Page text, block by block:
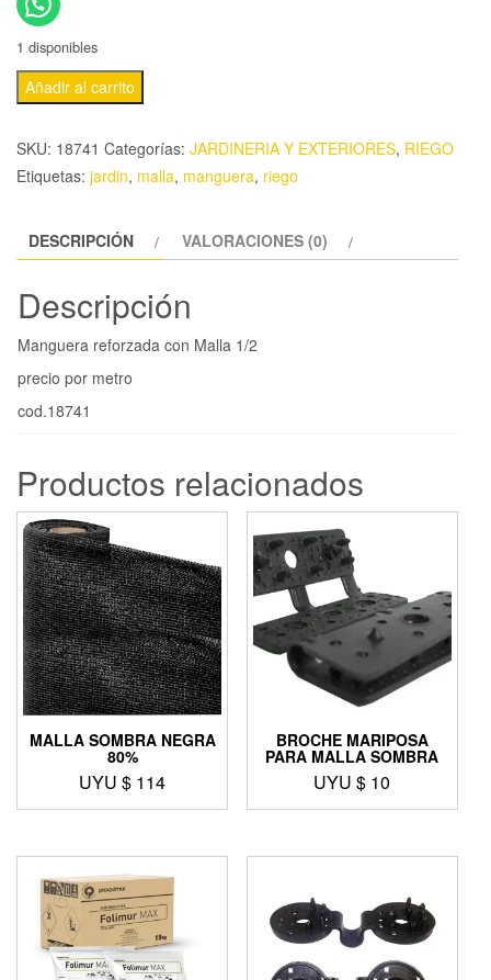
1 disponibles
Añadir al carrito
SKU: 18741 Categorías: JARDINERIA Y EXTERIORES, RIEGO
Etiquetas: jardin, malla, manguera, riego
DESCRIPCIÓN VALORACIONES (0)
Descripción
Manguera reforzada con Malla 1/2
precio por metro
cod.18741
Productos relacionados
MALLA SOMBRA NEGRA
80%
UYU $ 114
BROCHE MARIPOSA
PARA MALLA SOMBRA
UYU $ 10